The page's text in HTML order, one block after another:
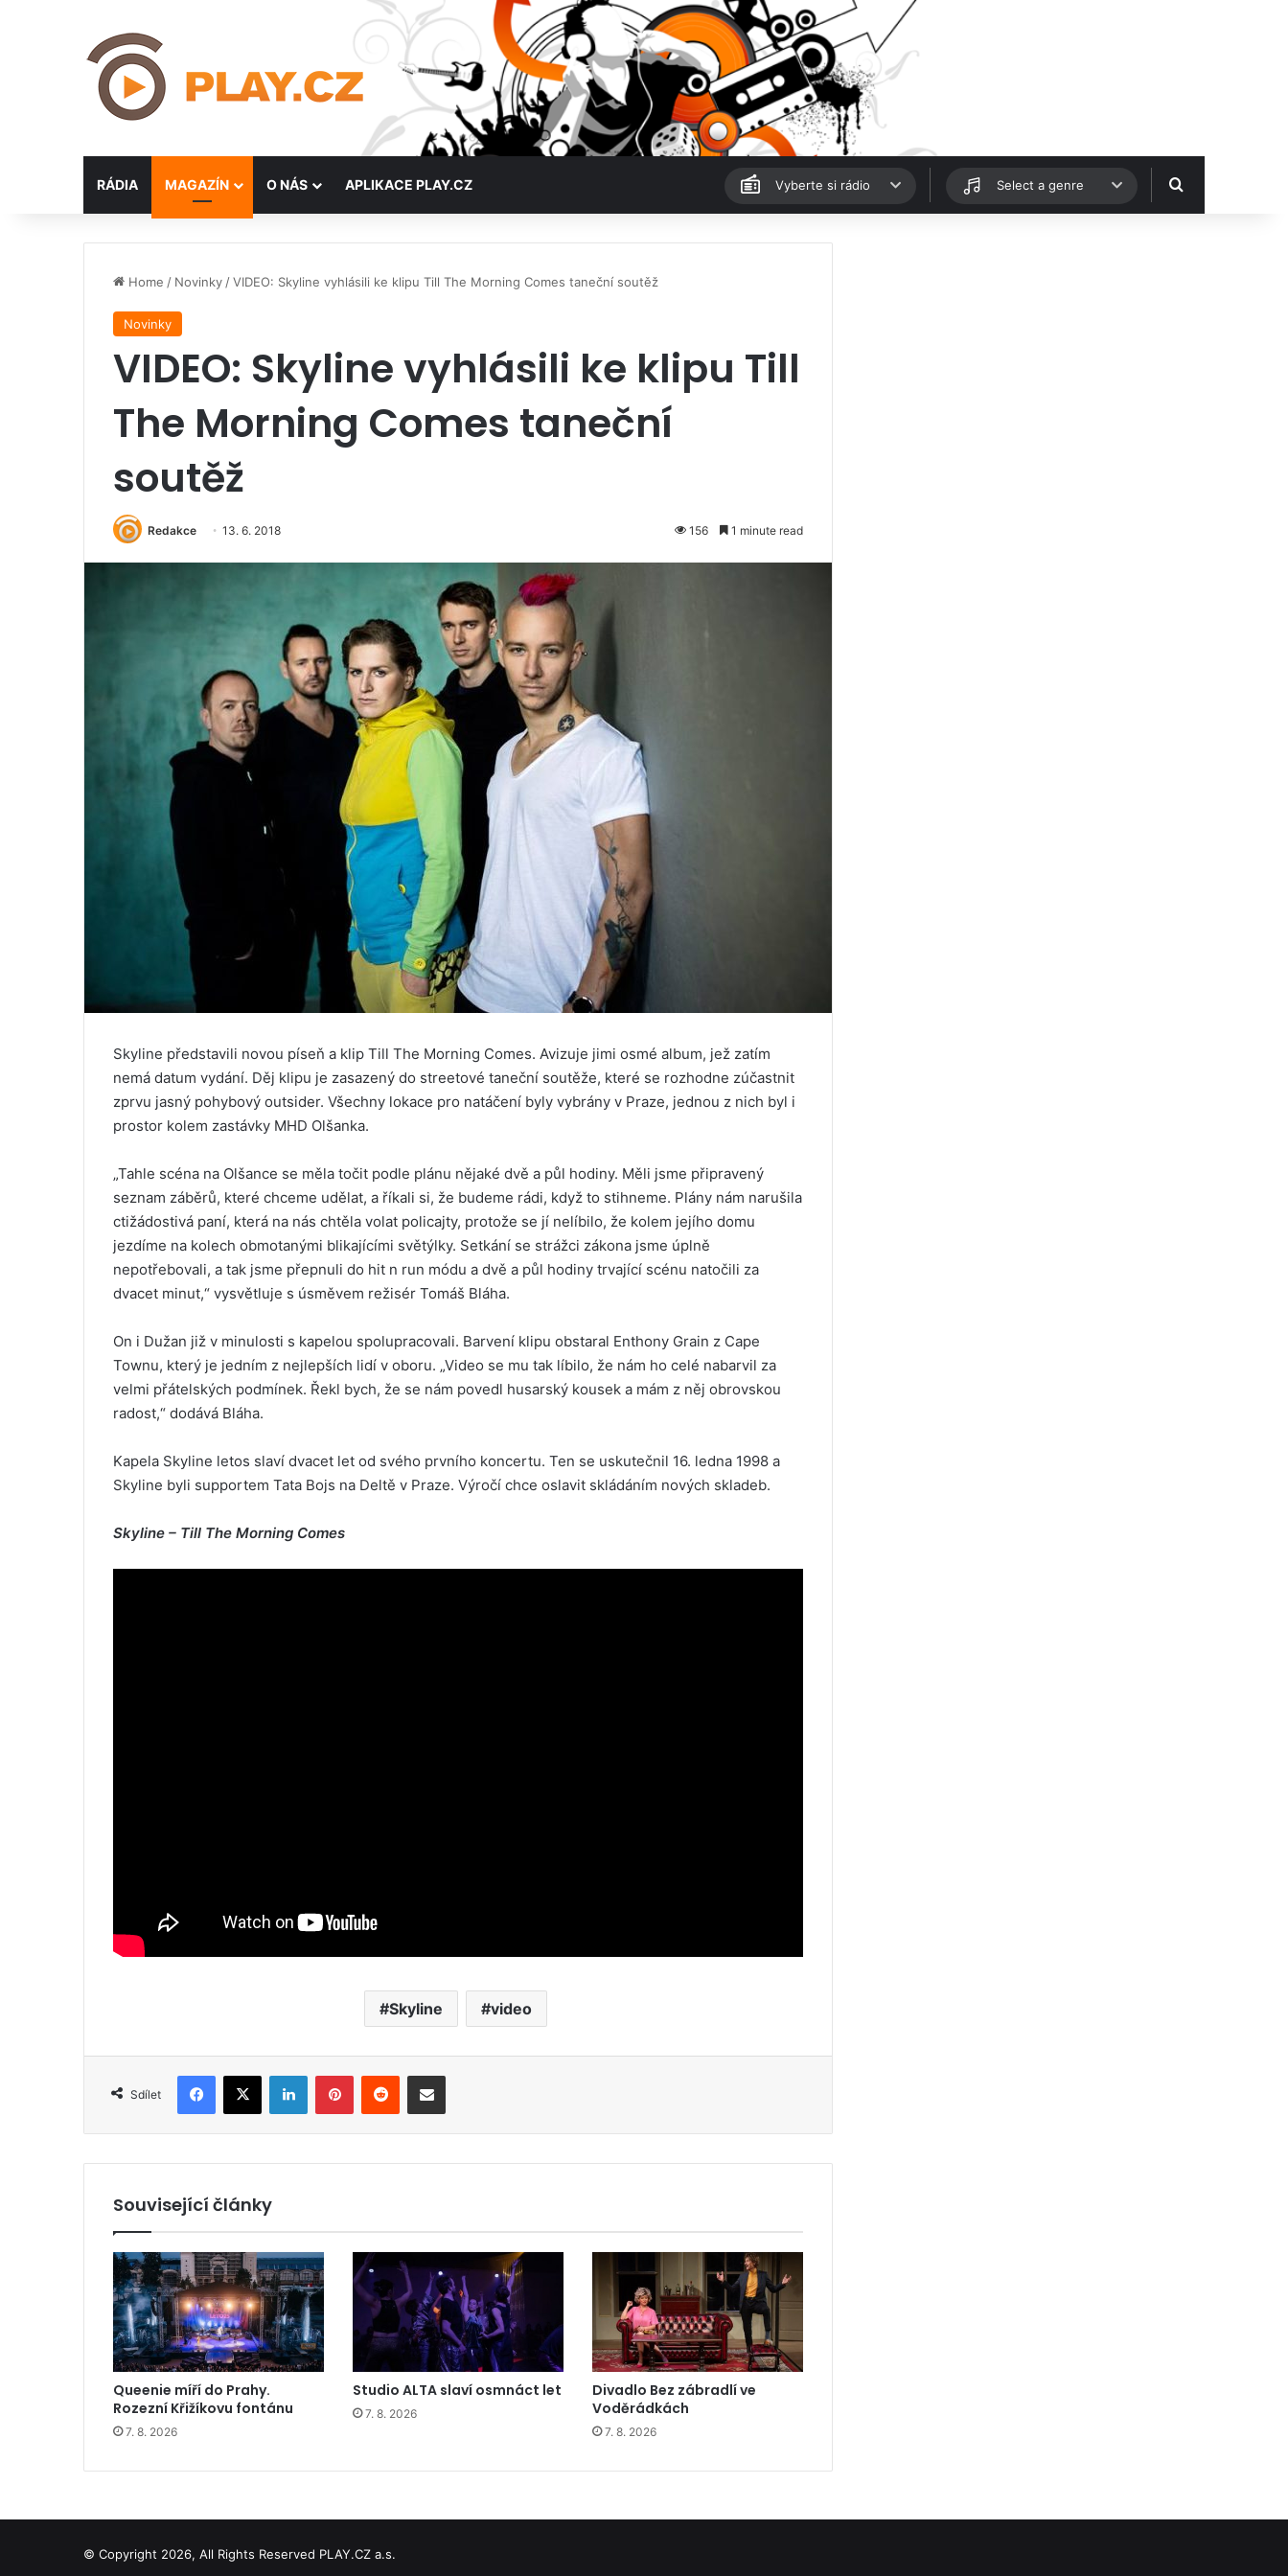
RÁDIA MAGAZÍN O NÁS APLIKACE PLAY.CZ Vyberte si rádio Select a genre Hledat
Home / Novinky /VIDEO: Skyline vyhlásili ke klipu Till The Morning Comes taneční soutěž
Novinky
VIDEO: Skyline vyhlásili ke klipu Till
The Morning Comes taneční
soutěž
Redakce 13. 6. 2018 156 1 minute read
Skyline představili novou píseň a klip Till The Morning Comes. Avizuje jimi osmé album, jež zatím
nemá datum vydání. Děj klipu je zasazený do streetové taneční soutěže, které se rozhodne zúčastnit
zprvu jasný pohybový outsider. Všechny lokace pro natáčení byly vybrány v Praze, jednou z nich byl i
prostor kolem zastávky MHD Olšanka.
„Tahle scéna na Olšance se měla točit podle plánu nějaké dvě a půl hodiny. Měli jsme připravený
seznam záběrů, které chceme udělat, a říkali si, že budeme rádi, když to stihneme. Plány nám narušila
ctižádostivá paní, která na nás chtěla volat policajty, protože se jí nelíbilo, že kolem jejího domu
jezdíme na kolech obmotanými blikajícími světýlky. Setkání se strážci zákona jsme úplně
nepotřebovali, a tak jsme přepnuli do hit n run módu a dvě a půl hodiny trvající scénu natočili za
dvacet minut,“ vysvětluje s úsměvem režisér Tomáš Bláha.
On i Dužan již v minulosti s kapelou spolupracovali. Barvení klipu obstaral Enthony Grain z Cape
Townu, který je jedním z nejlepších lidí v oboru. „Video se mu tak líbilo, že nám ho celé nabarvil za
velmi přátelských podmínek. Řekl bych, že se nám povedl husarský kousek a mám z něj obrovskou
radost,“ dodává Bláha.
Kapela Skyline letos slaví dvacet let od svého prvního koncertu. Ten se uskutečnil 16. ledna 1998 a
Skyline byli supportem Tata Bojs na Deltě v Praze. Výročí chce oslavit skládáním nových skladeb.
Skyline – Till The Morning Comes
Skyline video
Sdílet
Související články
Queenie míří do Prahy.
Rozezní Křižíkovu fontánu
7. 8. 2026
Studio ALTA slaví osmnáct let
7. 8. 2026
Divadlo Bez zábradlí ve
Voděrádkách
7. 8. 2026
© Copyright 2026, All Rights Reserved PLAY.CZ a.s.